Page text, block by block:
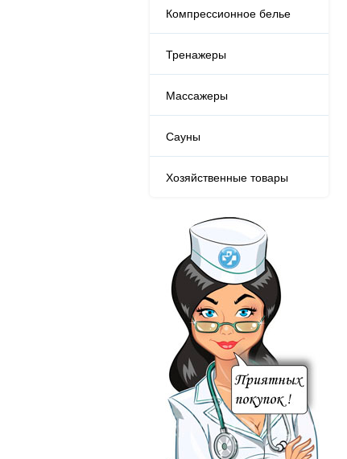
Компрессионное белье
Тренажеры
Массажеры
Сауны
Хозяйственные товары